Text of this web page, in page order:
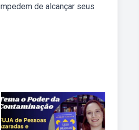
de alcançar seus